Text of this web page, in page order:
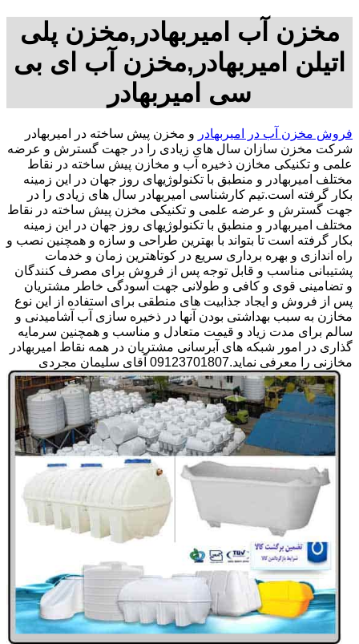
مخزن آب امیربهادر,مخزن پلی
اتیلن امیربهادر,مخزن آب ای بی
سی امیربهادر
فروش مخزن آب در امیربهادر و مخزن پیش ساخته در امیربهادر
شرکت مخزن سازان سال های زیادی را در جهت گسترش و عرضه
علمی و تکنیکی مخازن ذخیره آب و مخازن پیش ساخته در نقاط
مختلف امیربهادر و منطبق با تکنولوژیهای روز جهان در این زمینه
بکار گرفته است.تیم کارشناسی امیربهادر سال های زیادی را در
جهت گسترش و عرضه علمی و تکنیکی مخزن پیش ساخته در نقاط
مختلف امیربهادر و منطبق با تکنولوژیهای روز جهان در این زمینه
بکار گرفته است تا بتواند با بهترین طراحی و سازه و همچنین نصب و
راه اندازی و بهره برداری سریع در کوتاهترین زمان و خدمات
پشتیبانی مناسب و قابل توجه پس از فروش برای مصرف کنندگان
و تضامینی قوی و کافی و طولانی جهت آسودگی خاطر مشتریان
پس از فروش و ایجاد جذابیت های منطقی برای استفاده از این نوع
مخازن به سبب بهداشتی بودن آنها در ذخیره سازی آب آشامیدنی و
سالم برای مدت زیاد و قیمت متعادل و مناسب و همچنین سرمایه
گذاری در امور شبکه های آبرسانی مشتریان در همه نقاط امیربهادر
مخازنی را معرفی نماید.09123701807 آقای سلیمان مجردی